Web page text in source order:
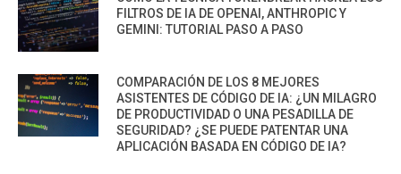
FILTROS DE IA DE OPENAI, ANTHROPIC Y
GEMINI: TUTORIAL PASO A PASO
COMPARACIÓN DE LOS 8 MEJORES
ASISTENTES DE CÓDIGO DE IA: ¿UN MILAGRO
DE PRODUCTIVIDAD O UNA PESADILLA DE
SEGURIDAD? ¿SE PUEDE PATENTAR UNA
APLICACIÓN BASADA EN CÓDIGO DE IA?